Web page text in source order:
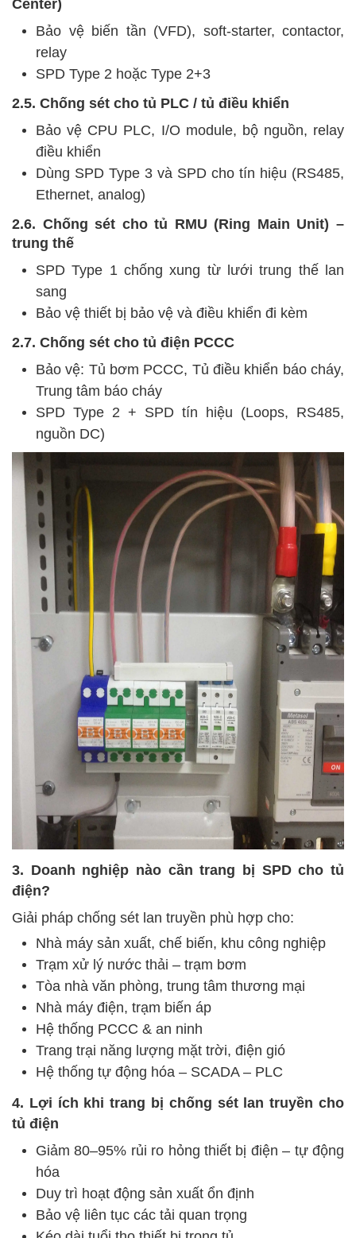
Center)
Bảo vệ biến tần (VFD), soft-starter, contactor,
relay
SPD Type 2 hoặc Type 2+3
2.5. Chống sét cho tủ PLC / tủ điều khiển
Bảo vệ CPU PLC, I/O module, bộ nguồn, relay
điều khiển
Dùng SPD Type 3 và SPD cho tín hiệu (RS485,
Ethernet, analog)
2.6. Chống sét cho tủ RMU (Ring Main Unit) –
trung thế
SPD Type 1 chống xung từ lưới trung thế lan
sang
Bảo vệ thiết bị bảo vệ và điều khiển đi kèm
2.7. Chống sét cho tủ điện PCCC
Bảo vệ: Tủ bơm PCCC, Tủ điều khiển báo cháy,
Trung tâm báo cháy
SPD Type 2 + SPD tín hiệu (Loops, RS485,
nguồn DC)
3. Doanh nghiệp nào cần trang bị SPD cho tủ
điện?
Giải pháp chống sét lan truyền phù hợp cho:
Nhà máy sản xuất, chế biến, khu công nghiệp
Trạm xử lý nước thải – trạm bơm
Tòa nhà văn phòng, trung tâm thương mại
Nhà máy điện, trạm biến áp
Hệ thống PCCC & an ninh
Trang trại năng lượng mặt trời, điện gió
Hệ thống tự động hóa – SCADA – PLC
4. Lợi ích khi trang bị chống sét lan truyền cho
tủ điện
Giảm 80–95% rủi ro hỏng thiết bị điện – tự động
hóa
Duy trì hoạt động sản xuất ổn định
Bảo vệ liên tục các tải quan trọng